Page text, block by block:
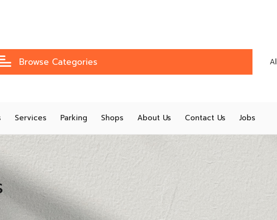
Browse Categories
Services Parking Shops About Us Contact Us Jobs